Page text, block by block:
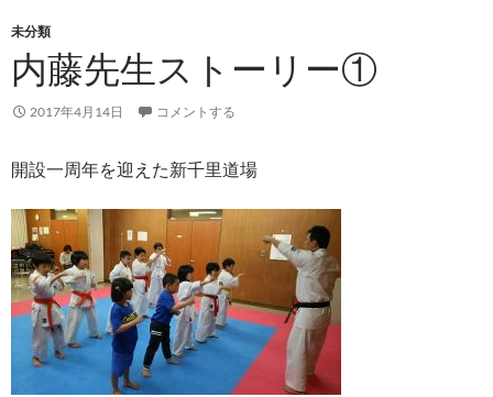
未分類
内藤先生ストーリー①
2017年4月14日 コメントする
開設一周年を迎えた新千里道場